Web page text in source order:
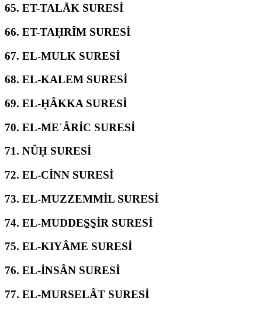
65. ET-TALĀK SURESİ
66. ET-TAḤRÎM SURESİ
67. EL-MULK SURESİ
68. EL-KALEM SURESİ
69. EL-ḤÂKKA SURESİ
70. EL-MEʿÂRİC SURESİ
71. NÛḤ SURESİ
72. EL-CİNN SURESİ
73. EL-MUZZEMMİL SURESİ
74. EL-MUDDES̱S̱İR SURESİ
75. EL-KIYÂME SURESİ
76. EL-İNSÂN SURESİ
77. EL-MURSELÂT SURESİ